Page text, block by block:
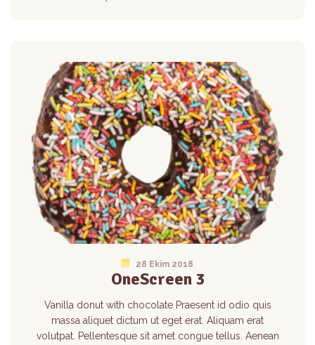
28 Ekim 2018
OneScreen 3
Vanilla donut with chocolate Praesent id odio quis
massa aliquet dictum ut eget erat. Aliquam erat
volutpat. Pellentesque sit amet congue tellus. Aenean